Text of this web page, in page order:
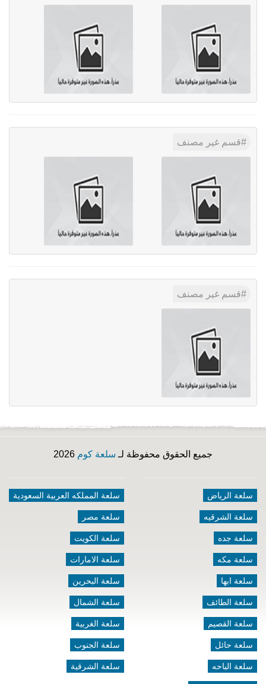
قسم غير مصنف
قسم غير مصنف
جميع الحقوق محفوظة لـ سلعة كوم
سلعة الرياض
سلعة الشرقيه
سلعة جده
سلعة مكه
سلعة ابها
سلعة الطائف
سلعة القصيم
سلعة حائل
سلعة الباحه
سلعة المملكه العربية السعودية
سلعة مصر
سلعة الكويت
سلعة الامارات
سلعة البحرين
سلعة الشمال
سلعة الغربية
سلعة الجنوب
سلعة الشرقية